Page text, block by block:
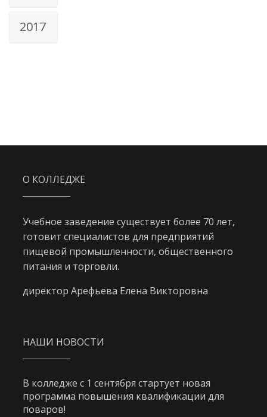
2017
О КОЛЛЕДЖЕ
Учебное заведение существует более 70 лет,
готовит специалистов для предприятий
пищевой промышленности, общественного
питания и торговли.
директор Арефьева Елена Викторовна
НАШИ НОВОСТИ
В колледже с 1 сентября стартует новая
программа повышения квалификации для
поваров!